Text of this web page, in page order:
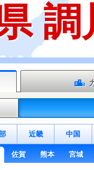
調
近畿 中国
佐賀 熊本 宮城